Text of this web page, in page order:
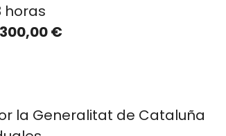
horas
300,00 €
la Generalitat de Cataluña